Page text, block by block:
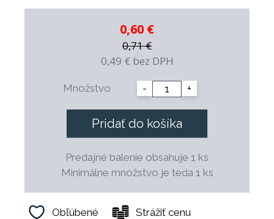
0,60 €
0,71 €
0,49 € bez DPH
Množstvo - +
Pridať do košíka
Predajné balenie obsahuje 1 ks
Minimálne množstvo je teda 1 ks
Obľúbené
Strážiť cenu